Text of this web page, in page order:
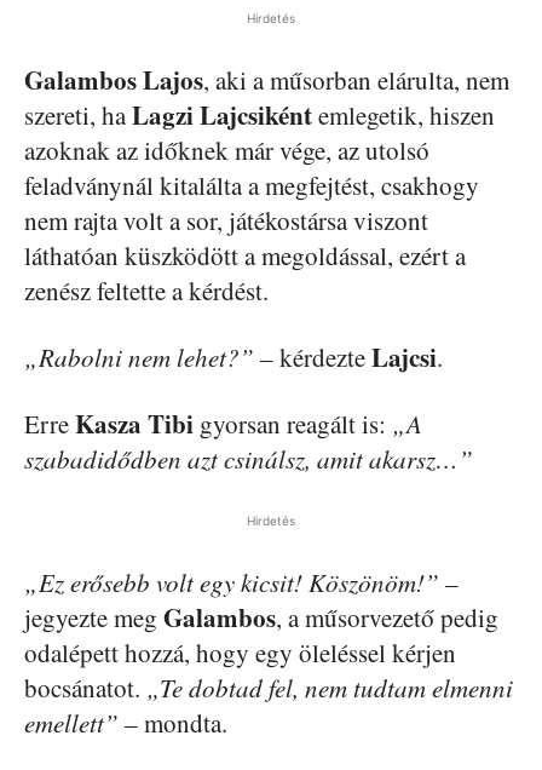
Hirdetés
Galambos Lajos, aki a műsorban elárulta, nem
szereti, haLagzi Lajcsikéntemlegetik, hiszen
azoknak az időknek már vége, az utolsó
feladványnál kitalálta a megfejtést, csakhogy
nem rajta volt a sor, játékostársa viszont
láthatóan küszködött a megoldással, ezért a
zenész feltette a kérdést.
„Rabolni nem lehet?” – kérdezteLajcsi.
ErreKasza Tibi gyorsan reagált is: „A
szabadidődben azt csinálsz, amit akarsz…”
Hirdetés
„Ez erősebb volt egy kicsit! Köszönöm!” –
jegyezte meg Galambos, a műsorvezető pedig
odalépett hozzá, hogy egy öleléssel kérjen
bocsánatot. „Te dobtad fel, nem tudtam elmenni
emellett” – mondta.